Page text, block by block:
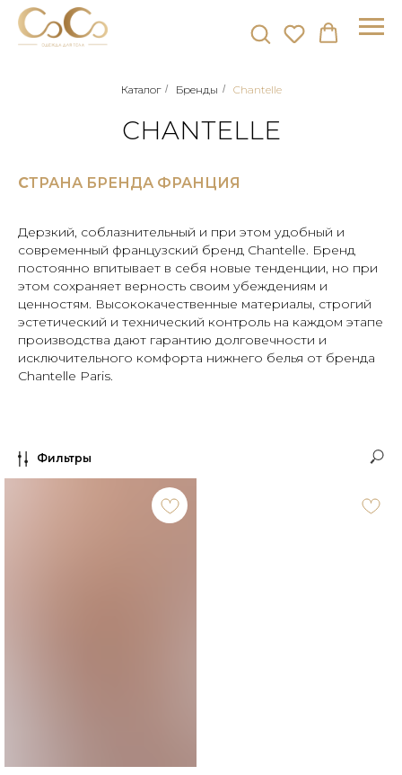
Каталог / Бренды / Chantelle
CHANTELLE
СТРАНА БРЕНДА ФРАНЦИЯ
Дерзкий, соблазнительный и при этом удобный и
современный французский бренд Chantelle. Бренд
постоянно впитывает в себя новые тенденции, но при
этом сохраняет верность своим убеждениям и
ценностям. Высококачественные материалы, строгий
эстетический и технический контроль на каждом этапе
производства дают гарантию долговечности и
исключительного комфорта нижнего белья от бренда
Chantelle Paris.
Фильтры